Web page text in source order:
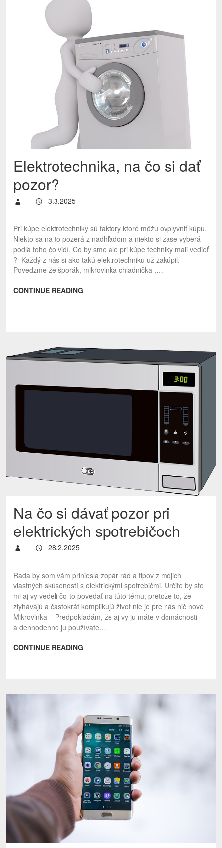
Elektrotechnika, na čo si dať
pozor?
3.3.2025
Pri kúpe elektrotechniky sú faktory ktoré môžu ovplyvniť kúpu.
Niekto sa na to pozerá z nadhľadom a niekto si zase vyberá
podľa toho čo vidí. Čo by sme ale pri kúpe techniky mali vedieť
? Každý z nás si ako takú elektrotechniku už zakúpil.
Povedzme že šporák, mikrovlnka chladnička ,…
CONTINUE READING
Na čo si dávať pozor pri
elektrických spotrebičoch
28.2.2025
Rada by som vám priniesla zopár rád a tipov z mojich
vlastných skúseností s elektrickými spotrebičmi. Určite by ste
mi aj vy vedeli čo-to povedať na túto tému, pretože to, že
zlyhávajú a častokrát komplikujú život nie je pre nás nič nové
Mikrovlnka – Predpokladám, že aj vy ju máte v domácnosti
a dennodenne ju používate…
CONTINUE READING